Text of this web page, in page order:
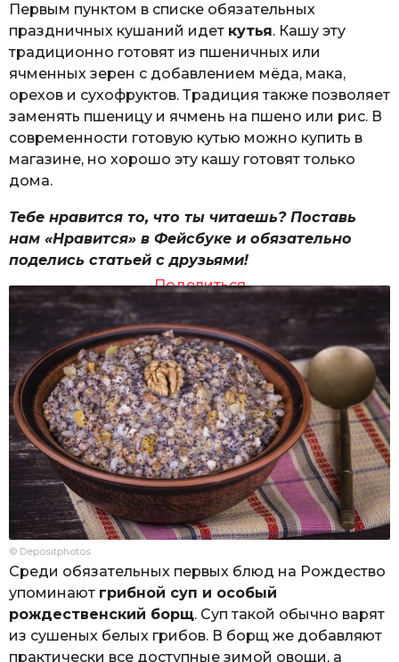
Первым пунктом в списке обязательных
праздничных кушаний идет кутья. Кашу эту
традиционно готовят из пшеничных или
ячменных зерен с добавлением мёда, мака,
орехов и сухофруктов. Традиция также позволяет
заменять пшеницу и ячмень на пшено или рис. В
современности готовую кутью можно купить в
магазине, но хорошо эту кашу готовят только
дома.
Тебе нравится то, что ты читаешь? Поставь
нам «Нравится» в Фейсбуке и обязательно
поделись статьей с друзьями!
Поделиться
© Depositphotos
Среди обязательных первых блюд на Рождество
упоминают грибной суп и особый
рождественский борщ. Суп такой обычно варят
из сушеных белых грибов. В борщ же добавляют
практически все доступные зимой овощи, а